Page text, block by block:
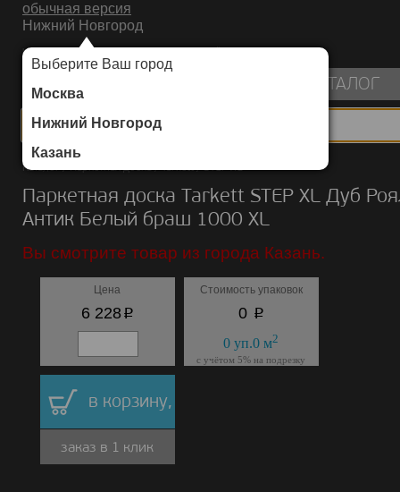
обычная версия
Нижний Новгород
Выберите Ваш город
Москва
Нижний Новгород
Казань
ИНТЕРНЕТ-МАГАЗИН НАПОЛЬНЫХ ПОКРЫТИЙ
КАТАЛОГ
Каталог/Паркетная доска/Tarkett/STEP XL
Паркетная доска Tarkett STEP XL Дуб
Антик Белый браш 1000 XL
Вы смотрите товар из города Казань.
Цена
6 228p
Стоимость упаковок
0 p
0 уп.0 м2
с учётом 5% на подрезку
в корзину,
заказ в 1 клик